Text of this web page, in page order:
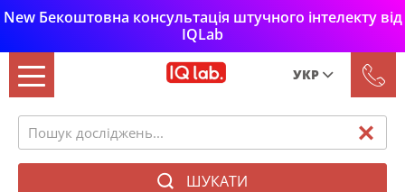
New Бекоштовна консультація штучного інтелекту від
IQLab
УКР
Укр
ШУКАТИ